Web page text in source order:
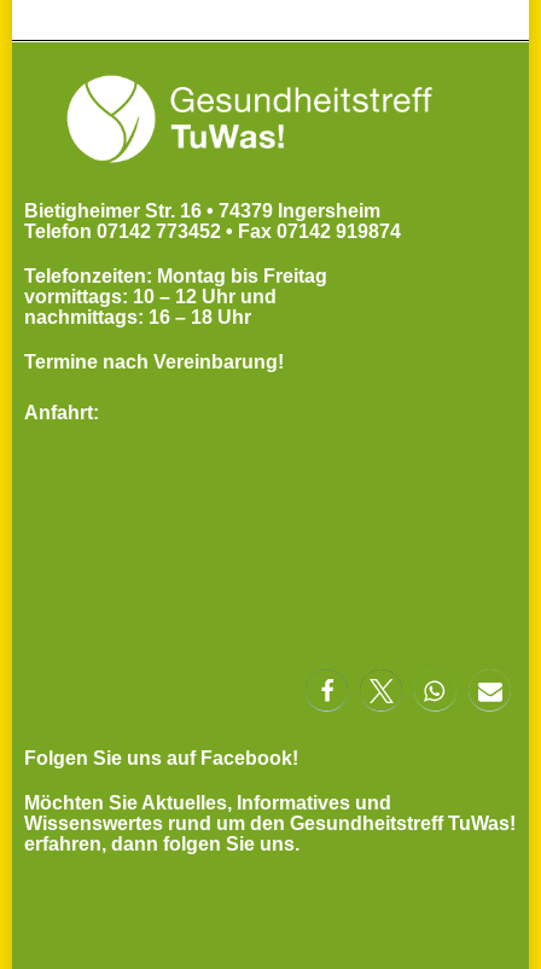
Bietigheimer Str. 16 • 74379 Ingersheim
Telefon 07142 773452 • Fax 07142 919874
Telefonzeiten: Montag bis Freitag
vormittags: 10 – 12 Uhr und
nachmittags: 16 – 18 Uhr
Termine nach Vereinbarung!
Anfahrt:
Folgen Sie uns auf Facebook!
Möchten Sie Aktuelles, Informatives und
Wissenswertes rund um den Gesundheitstreff TuWas!
erfahren, dann folgen Sie uns.